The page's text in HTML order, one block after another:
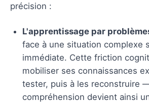
précision :
L'apprentissage par
face à une situation complexe
immédiate. Cette friction
mobiliser ses connaissances
tester, puis à les reconstruire
compréhension devient ainsi